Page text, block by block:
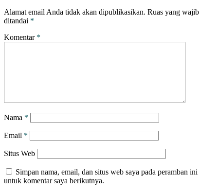
Alamat email Anda tidak akan dipublikasikan. Ruas yang wajib
ditandai *
Komentar *
Nama *
Email *
Situs Web
Simpan nama, email, dan situs web saya pada peramban ini
untuk komentar saya berikutnya.